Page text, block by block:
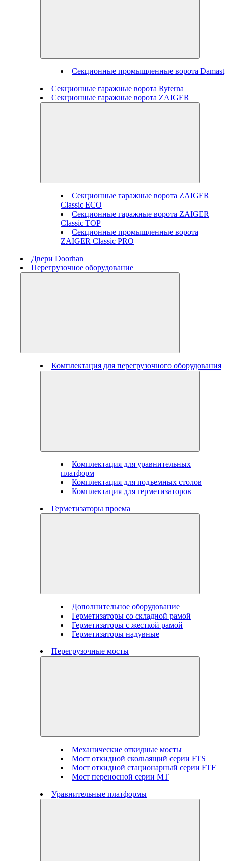
Секционные промышленные ворота Damast
Секционные гаражные ворота Ryterna
Секционные гаражные ворота ZAIGER
Секционные гаражные ворота ZAIGER
Classic ECO
Секционные гаражные ворота ZAIGER
Classic TOP
Секционные промышленные ворота
ZAIGER Classic PRO
Двери Doorhan
Перегрузочное оборудование
Комплектация для перегрузочного оборудования
Комплектация для уравнительных
платформ
Комплектация для подъемных столов
Комплектация для герметизаторов
Герметизаторы проема
Дополнительное оборудование
Герметизаторы со складной рамой
Герметизаторы с жесткой рамой
Герметизаторы надувные
Перегрузочные мосты
Механические откидные мосты
Мост откидной скользящий серии FTS
Мост откидной стационарный серии FTF
Мост переносной серии MT
Уравнительные платформы